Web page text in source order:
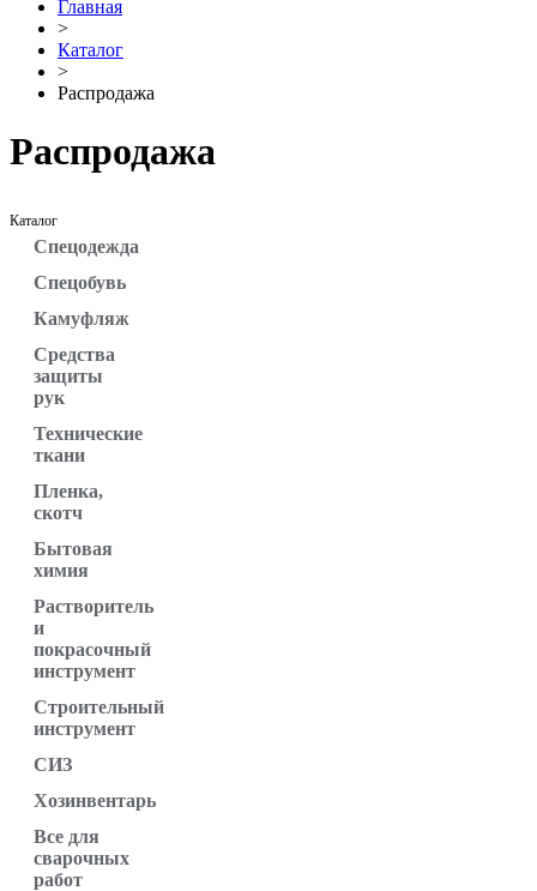
Главная
>
Каталог
>
Распродажа
Распродажа
Каталог
Спецодежда
Спецобувь
Камуфляж
Средства
защиты
рук
Технические
ткани
Пленка,
скотч
Бытовая
химия
Растворитель
и
покрасочный
инструмент
Строительный
инструмент
СИЗ
Хозинвентарь
Все для
сварочных
работ